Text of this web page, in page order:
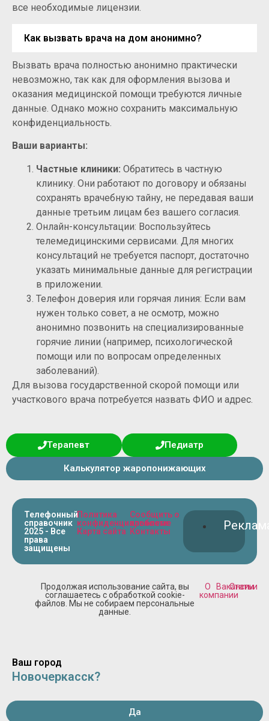
все необходимые лицензии.
Как вызвать врача на дом анонимно?
Вызвать врача полностью анонимно практически
невозможно, так как для оформления вызова и
оказания медицинской помощи требуются личные
данные. Однако можно сохранить максимальную
конфиденциальность.
Ваши варианты:
Частные клиники: Обратитесь в частную
клинику. Они работают по договору и обязаны
сохранять врачебную тайну, не передавая ваши
данные третьим лицам без вашего согласия.
Онлайн-консультации: Воспользуйтесь
телемедицинскими сервисами. Для многих
консультаций не требуется паспорт, достаточно
указать минимальные данные для регистрации
в приложении.
Телефон доверия или горячая линия: Если вам
нужен только совет, а не осмотр, можно
анонимно позвонить на специализированные
горячие линии (например, психологической
помощи или по вопросам определенных
заболеваний).
Для вызова государственной скорой помощи или
участкового врача потребуется назвать ФИО и адрес.
Терапевт Педиатр
Калькулятор жаропонижающих
Телефонный
справочник
2025 - Все
права
защищены
Политика
конфиденциальности
Карта сайта
Сообщить о
проблеме
Контакты
Продолжая использование сайта, вы
соглашаетесь с обработкой cookie-
файлов. Мы не собираем персональные
данные.
О
компании
Вакансии
Статьи
Ваш город
Новочеркасск?
Да